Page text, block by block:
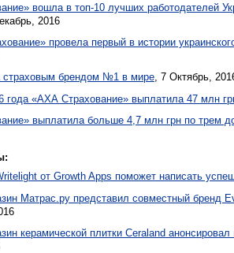
вошла в топ-10 лучших работодателей
2016
провела первый в истории
страховым брендом №1 в мире, 7 Октябрь,
года «АХА Страхование» выплатила 47 млн
выплатила больше 4,7 млн грн по трем
от Growth Apps поможет написать
Матрас.ру представил совместный бренд
керамической плитки Ceraland